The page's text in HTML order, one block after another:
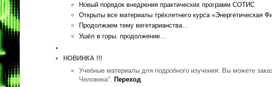
Новый порядок внедрения практических программ СОТИС
Открыты все материалы трёхлетнего курса «Энергетическая
Продолжаем тему вегетарианства…
Ушёл в горы. продолжение…
НОВИНКА !!!
Учебные материалы для подробного изучения: Вы можете
Человека": Переход